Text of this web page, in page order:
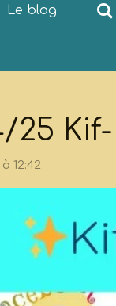
Le blog
25
12:42